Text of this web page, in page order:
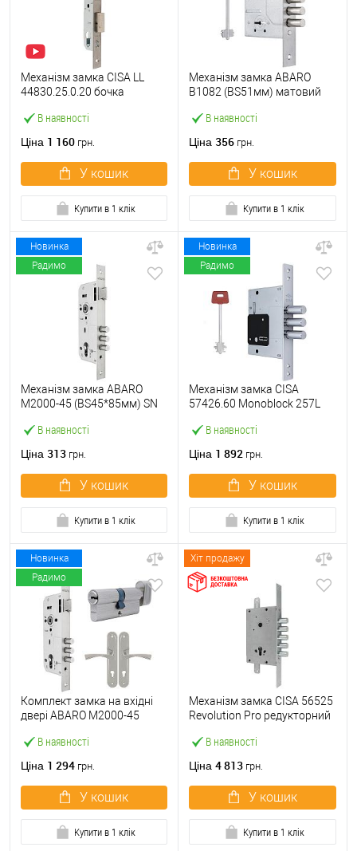
В наявності
Механізм замка CISA LL
44830.25.0.20 бочка
нержавіюча сталь
Ціна 1 160 грн.
У кошик
Купити в 1 клік
В наявності
Механізм замка ABARO
B1082 (BS51мм) матовий
Ціна 356 грн.
У кошик
Купити в 1 клік
Новинка
Радимо
В наявності
Механізм замка ABARO
M2000-45 (BS45*85мм) SN
Ціна 313 грн.
У кошик
Купити в 1 клік
Новинка
Радимо
В наявності
Механізм замка CISA
57426.60 Monoblock 257L
Ціна 1 892 грн.
У кошик
Купити в 1 клік
Новинка
Радимо
В наявності
Комплект замка на вхідні
двері ABARO M2000-45
B100 70T і ручками KEDR
Ціна 1 294 грн.
У кошик
Купити в 1 клік
Хіт продажу
В наявності
Механізм замка CISA 56525
Revolution Pro редукторний
хром матовий
Ціна 4 813 грн.
У кошик
Купити в 1 клік